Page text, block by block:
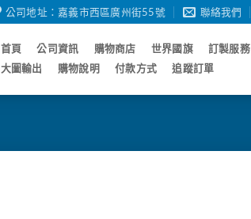
公司地址：嘉義市西區廣州街55號 聯絡我們
首頁 公司資訊 購物商店 世界國旗 訂製服務
大圖輸出
購物說明 付款方式 追蹤訂單